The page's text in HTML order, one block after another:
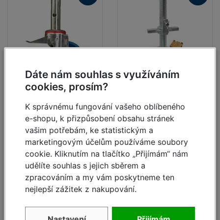
Důležité!
stabilizátorů, jsou dle zvolené konfigurace a užití
lešení uvedeny v návodu k montáži a používání.
Již 30 let patří značka KRAUSE prostřednictvím
brněnské firmy DS, spol. s r.o. ke špičce v nabídce
pojízdných lešení v České republice. Svědčí o tom
spokojenost dnes již tisíců tuzemských uživatelů.
Sada 4 ks
pojezdových kol D 125
mm
skladem
3 303,-
Kč
Detail
pojezdových kol D 150
mm
skladem
4 680,-
Dáte nám souhlas s využíváním
cookies, prosím?
K správnému fungování vašeho oblíbeného
e-shopu, k přizpůsobení obsahu stránek
vašim potřebám, ke statistickým a
marketingovým účelům používáme soubory
cookie. Kliknutím na tlačítko „Přijímám“ nám
udělíte souhlas s jejich sběrem a
zpracováním a my vám poskytneme ten
nejlepší zážitek z nakupování.